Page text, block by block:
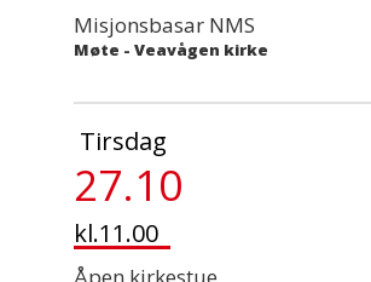
Misjonsbasar NMS
Møte - Veavågen kirke
Tirsdag
27.10
kl.11.00